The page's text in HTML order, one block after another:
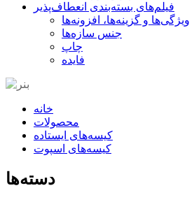
فیلم‌های بسته‌بندی انعطاف‌پذیر
ویژگی‌ها و گزینه‌ها، افزونه‌ها
جنس سازه‌ها
چاپ
فایده
خانه
محصولات
کیسه‌های ایستاده
کیسه‌های اسپوت
دسته‌ها